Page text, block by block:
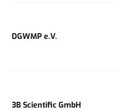
DGWMP e.V.
3B Scientific GmbH